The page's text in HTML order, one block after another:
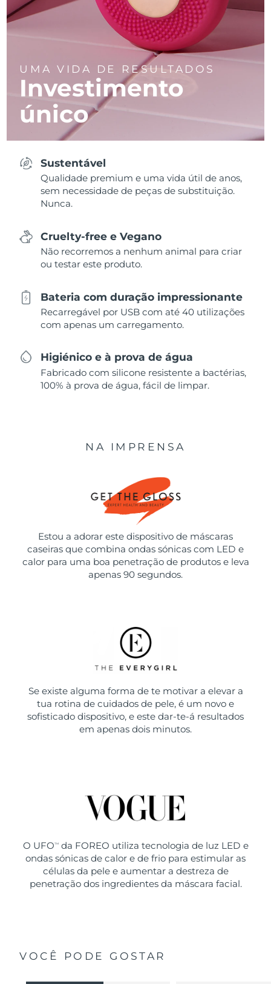
UMA VIDA DE RESULTADOS
Investimento
único
Sustentável
Qualidade premium e uma vida útil de anos,
sem necessidade de peças de substituição.
Nunca.
Cruelty-free e Vegano
Não recorremos a nenhum animal para criar
ou testar este produto.
Bateria com duração impressionante
Recarregável por USB com até 40 utilizações
com apenas um carregamento.
Higiénico e à prova de água
Fabricado com silicone resistente a bactérias,
100% à prova de água, fácil de limpar.
NA IMPRENSA
Estou a adorar este dispositivo de máscaras
caseiras que combina ondas sónicas com LED e
calor para uma boa penetração de produtos e leva
apenas 90 segundos.
Se existe alguma forma de te motivar a elevar a
tua rotina de cuidados de pele, é um novo e
sofisticado dispositivo, e este dar-te-á resultados
em apenas dois minutos.
O UFO TMda FOREO utiliza tecnologia de luz LED e
ondas sónicas de calor e de frio para estimular as
células da pele e aumentar a destreza de
penetração dos ingredientes da máscara facial.
VOCÊ PODE GOSTAR